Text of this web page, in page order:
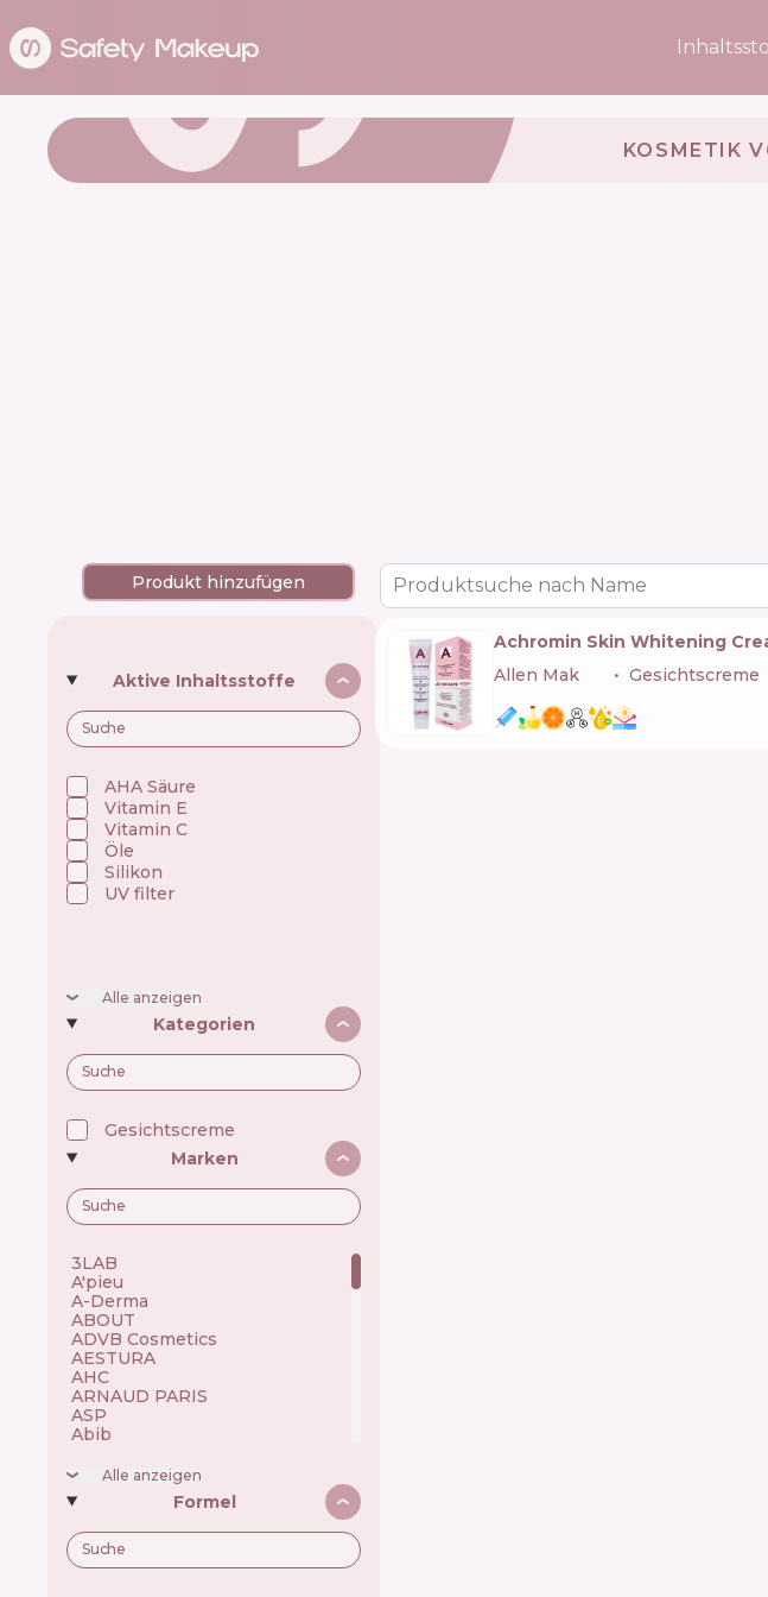
KOSMETIK
Produkt hinzufügen
Aktive Inhaltsstoffe
AHA Säure
Vitamin E
Vitamin C
Öle
Silikon
UV filter
Alle anzeigen
Kategorien
Gesichtscreme
Marken
3LAB 🇺🇸
A'pieu 🇰🇷
A-Derma 🇫🇷
ABOUT 🇺🇦
ADVB Cosmetics 🇹🇷
AESTURA 🇰🇷
AHC 🇰🇷
ARNAUD PARIS 🇫🇷
ASP 🇬🇧
Abib 🇰🇷
Achroactive Max 🇧🇬
Acnemy 🇪🇸
Acure 🇺🇸
Acwell 🇰🇷
Ada Tina 🇧🇷
Aesop 🇦🇺
Alle anzeigen
Formel
Produktsuche nach Name
Achromin Skin Whitening
Allen Mak
Gesichtscreme